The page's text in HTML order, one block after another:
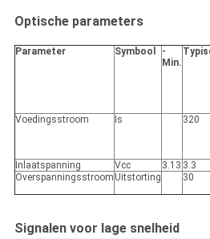
Optische parameters
Parameter Symbool
-
Min.
Voedingsstroom Is 320
Inlaatspanning
Vcc 3.13 3.3
Overspanningsstroom Uitstorting 30
Signalen voor lage snelheid